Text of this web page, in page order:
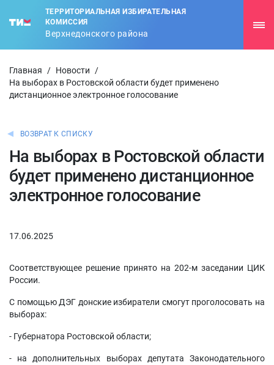
ТЕРРИТОРИАЛЬНАЯ ИЗБИРАТЕЛЬНАЯ
КОМИССИЯ
Верхнедонского района
Главная / Новости
/
На выборах в Ростовской области будет применено
дистанционное электронное голосование
ВОЗВРАТ К СПИСКУ
На выборах в Ростовской области
будет применено дистанционное
электронное голосование
17.06.2025
Соответствующее решение принято на 202-м заседании ЦИК
России.
С помощью ДЭГ донские избиратели смогут проголосовать на
выборах:
- Губернатора Ростовской области;
- на дополнительных выборах депутата Законодательного